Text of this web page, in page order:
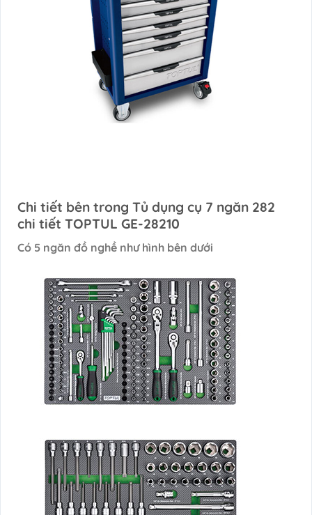
Chi tiết bên trong Tủ dụng cụ 7 ngăn 282
chi tiết TOPTUL GE-28210
Có 5 ngăn đồ nghề như hình bên dưới